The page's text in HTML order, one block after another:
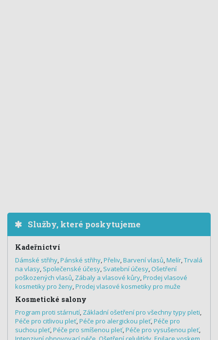
Služby, které poskytujeme
Kadeřnictví
Dámské střihy,Pánské střihy,Přeliv,Barvení vlasů,Melír,Trvalá
na vlasy, Společenské účesy, Svatební účesy, Ošetření
poškozených vlasů, Zábaly a vlasové kůry,Prodej vlasové
kosmetiky pro ženy,Prodej vlasové kosmetiky pro muže
Kosmetické salony
Program proti stárnutí, Základní ošetření pro všechny typy pleti,
Péče pro citlivou pleť,Péče pro alergickou pleť,Péče pro
suchou pleť,Péče pro smíšenou pleť,Péče pro vysušenou pleť,